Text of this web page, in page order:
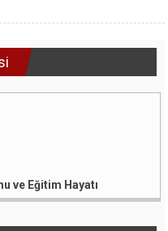
ve Eğitim Hayatı